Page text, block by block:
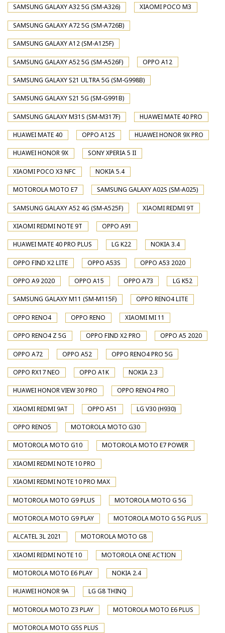
SAMSUNG GALAXY A32 5G (SM-A326) XIAOMI POCO M3
SAMSUNG GALAXY A72 5G (SM-A726B)
SAMSUNG GALAXY A12 (SM-A125F)
SAMSUNG GALAXY A52 5G (SM-A526F) OPPO A12
SAMSUNG GALAXY S21 ULTRA 5G (SM-G998B)
SAMSUNG GALAXY S21 5G (SM-G991B)
SAMSUNG GALAXY M31S (SM-M317F) HUAWEI MATE 40 PRO
HUAWEI MATE 40 OPPO A12S HUAWEI HONOR 9X PRO
HUAWEI HONOR 9X SONY XPERIA 5 II
XIAOMI POCO X3 NFC NOKIA 5.4
MOTOROLA MOTO E7 SAMSUNG GALAXY A02S (SM-A025)
SAMSUNG GALAXY A52 4G (SM-A525F) XIAOMI REDMI 9T
XIAOMI REDMI NOTE 9T OPPO A91
HUAWEI MATE 40 PRO PLUS LG K22 NOKIA 3.4
OPPO FIND X2 LITE OPPO A53S OPPO A53 2020
OPPO A9 2020 OPPO A15 OPPO A73 LG K52
SAMSUNG GALAXY M11 (SM-M115F) OPPO RENO4 LITE
OPPO RENO4 OPPO RENO XIAOMI MI 11
OPPO RENO4 Z 5G OPPO FIND X2 PRO OPPO A5 2020
OPPO A72 OPPO A52 OPPO RENO4 PRO 5G
OPPO RX17 NEO OPPO A1K NOKIA 2.3
HUAWEI HONOR VIEW 30 PRO OPPO RENO4 PRO
XIAOMI REDMI 9AT OPPO A51 LG V30 (H930)
OPPO RENO5 MOTOROLA MOTO G30
MOTOROLA MOTO G10 MOTOROLA MOTO E7 POWER
XIAOMI REDMI NOTE 10 PRO
XIAOMI REDMI NOTE 10 PRO MAX
MOTOROLA MOTO G9 PLUS MOTOROLA MOTO G 5G
MOTOROLA MOTO G9 PLAY MOTOROLA MOTO G 5G PLUS
ALCATEL 3L 2021 MOTOROLA MOTO G8
XIAOMI REDMI NOTE 10 MOTOROLA ONE ACTION
MOTOROLA MOTO E6 PLAY NOKIA 2.4
HUAWEI HONOR 9A LG G8 THINQ
MOTOROLA MOTO Z3 PLAY MOTOROLA MOTO E6 PLUS
MOTOROLA MOTO G5S PLUS